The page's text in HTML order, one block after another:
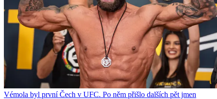
Vémola byl první Čech v UFC. Po něm přišlo dalších pět jmen